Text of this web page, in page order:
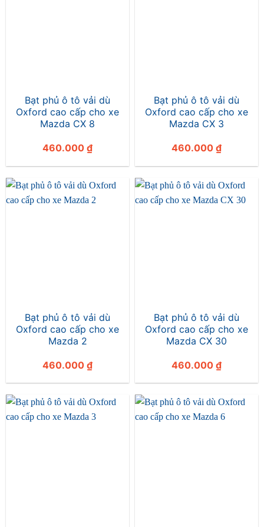
Bạt phủ ô tô vải dù
Oxford cao cấp cho xe
Mazda CX 8
460.000 ₫
Bạt phủ ô tô vải dù
Oxford cao cấp cho xe
Mazda CX 3
460.000 ₫
Bạt phủ ô tô vải dù
Oxford cao cấp cho xe
Mazda 2
460.000 ₫
Bạt phủ ô tô vải dù
Oxford cao cấp cho xe
Mazda CX 30
460.000 ₫